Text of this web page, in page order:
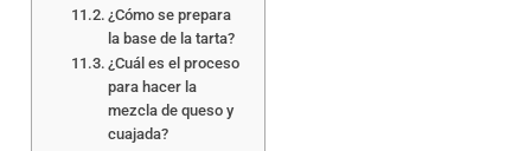
¿Cómo se prepara
la base de la tarta?
¿Cuál es el proceso
para hacer la
mezcla de queso y
cuajada?